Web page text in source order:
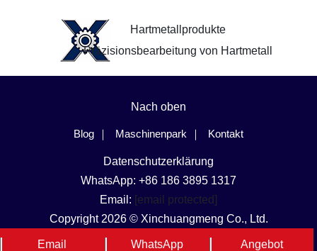
Hartmetallprodukte
Präzisionsbearbeitung von Hartmetall
Nach oben
Blog Maschinenpark Kontakt
Datenschutzerklärung
WhatsApp: +86 186 3895 1317
Email: [email protected]
Copyright 2026 © Xinchuangmeng Co., Ltd.
Sprache und Region
Email WhatsApp Angebot